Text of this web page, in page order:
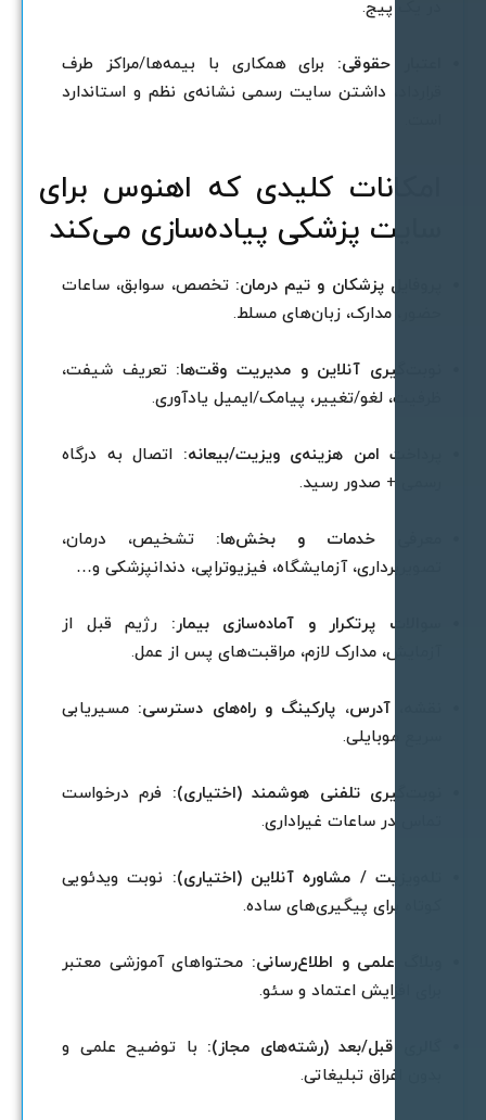
حقوقی:برای همکاری با بیمه‌ها/مراکز طرف
قرارداد، داشتن سایت رسمی نشانه‌ی نظم و استاندارد
امکانات کلیدی که اهنوس برای
سایت پزشکی پیاده‌سازی می‌کند
پزشکان و تیم درمان: تخصص، سوابق، ساعات
حضور، مدارک، زبان‌های مسلط.
آنلاین و مدیریت وقت‌ها:تعریف شیفت،
ظرفیت، لغو/تغییر، پیامک/ایمیل یادآوری.
پرداخت امن هزینه‌ی ویزیت/بیعانه:اتصال به درگاه
رسمی + صدور رسید.
معرفی خدمات و بخش‌ها:تشخیص، درمان،
تصویربرداری، آزمایشگاه، فیزیوتراپی، دندانپزشکی و…
پرتکرار و آماده‌سازی بیمار:
رژیم قبل از
آزمایش، مدارک لازم، مراقبت‌های پس از عمل.
آدرس، پارکینگ و راه‌های دسترسی:مسیریابی
سریع موبایلی.
تلفنی هوشمند (اختیاری):فرم درخواست
تماس در ساعات غیراداری.
/ مشاوره آنلاین (اختیاری):نوبت ویدئویی
کوتاه برای پیگیری‌های ساده.
وبلاگ علمی و اطلاع‌رسانی:محتواهای آموزشی معتبر
برای افزایش اعتماد و سئو.
قبل/بعد (رشته‌های مجاز): با توضیح علمی و
بدون اغراق تبلیغاتی.